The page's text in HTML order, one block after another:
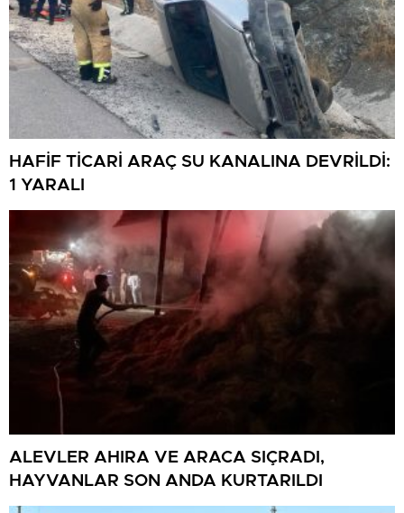
HAFİF TİCARİ ARAÇ SU KANALINA DEVRİLDİ:
1 YARALI
ALEVLER AHIRA VE ARACA SIÇRADI,
HAYVANLAR SON ANDA KURTARILDI